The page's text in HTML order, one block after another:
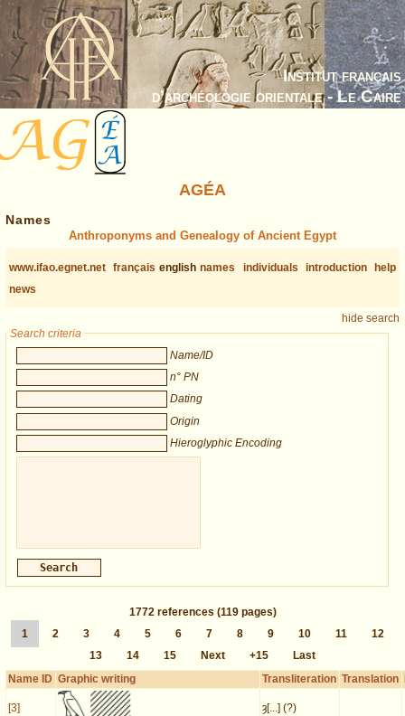
Institut français
d’archéologie orientale - Le Caire
AGÉA
Names
Anthroponyms and Genealogy of Ancient Egypt
www.ifao.egnet.net français english names individuals introduction help
news
hide search
Search criteria
Name/ID
n° PN
Dating
Origin
Hieroglyphic Encoding
1772 references (119 pages)
1
2 3 4 5 6 7 8 9 10 11
12
13
14 15 Next +15
Last
Name ID Graphic writing Transliteration Translation
[3] ȝ[...] (?)